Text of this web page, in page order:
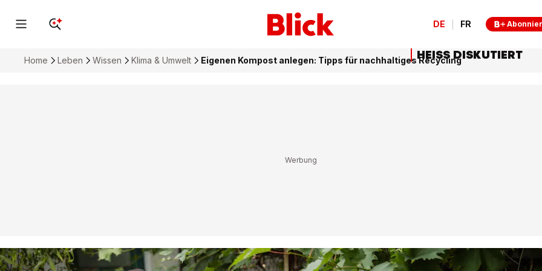
DE FR
Home Leben Wissen Klima & Umwelt Eigenen Kompost anlegen: Tipps für nachhaltiges RecyclingHEISS DISKUTIERT